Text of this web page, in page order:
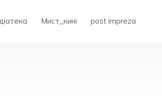
Мист_кині post impreza